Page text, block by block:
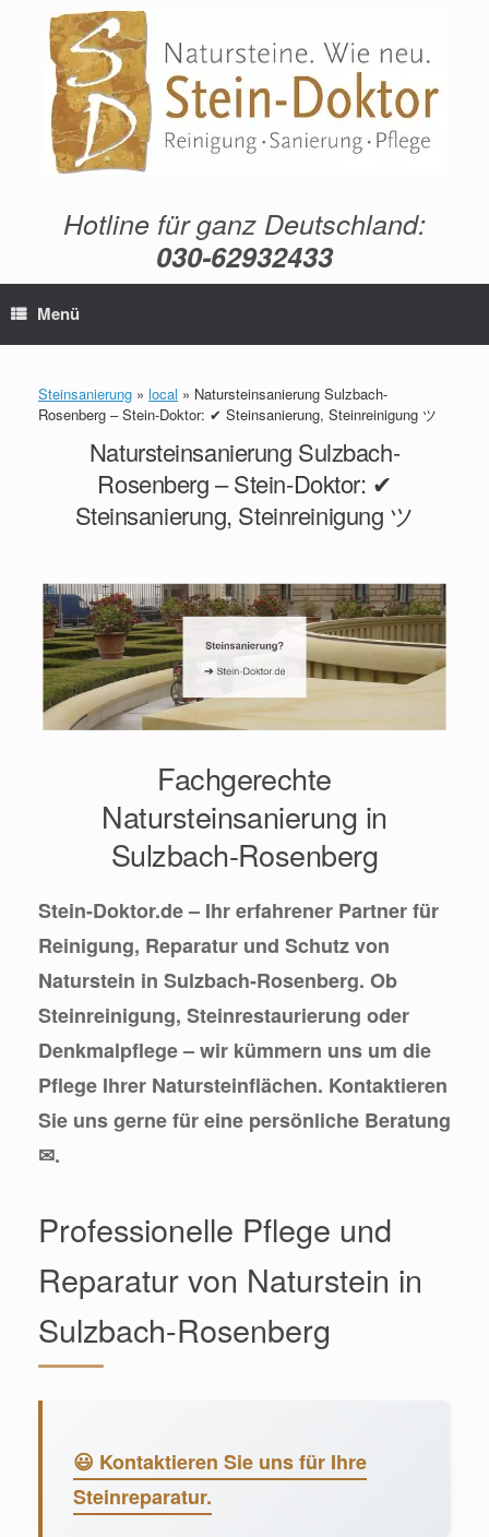
springen
Hotline für ganz Deutschland:
030-62932433
Menü
Steinsanierung » local » Natursteinsanierung Sulzbach-
Rosenberg – Stein-Doktor: ✔ Steinsanierung, Steinreinigung ツ
Natursteinsanierung Sulzbach-
Rosenberg – Stein-Doktor: ✔
Steinsanierung, Steinreinigung ツ
Fachgerechte
Natursteinsanierung in
Sulzbach-Rosenberg
Stein-Doktor.de – Ihr erfahrener Partner für
Reinigung, Reparatur und Schutz von
Naturstein in Sulzbach-Rosenberg. Ob
Steinreinigung, Steinrestaurierung oder
Denkmalpflege – wir kümmern uns um die
Pflege Ihrer Natursteinflächen. Kontaktieren
Sie uns gerne für eine persönliche Beratung
✉.
Professionelle Pflege und
Reparatur von Naturstein in
Sulzbach-Rosenberg
😃 Kontaktieren Sie uns für Ihre
Steinreparatur.